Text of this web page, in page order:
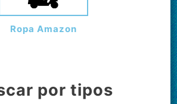
Ropa Amazon
por tipos